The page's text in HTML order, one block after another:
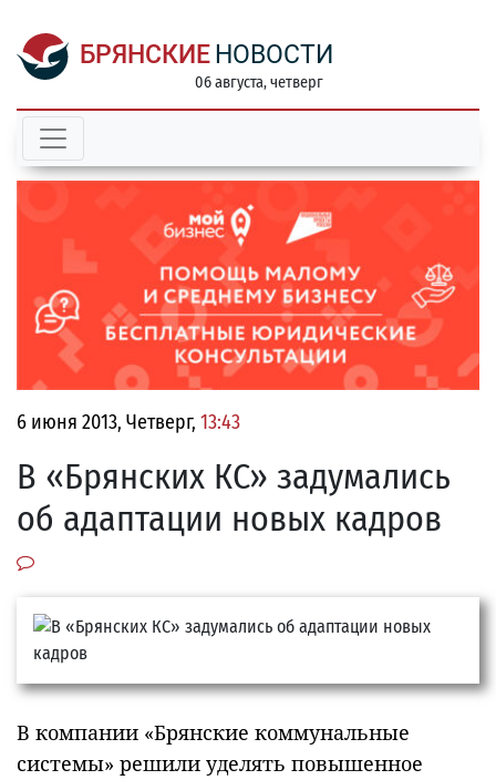
БРЯНСКИЕ НОВОСТИ
06 августа, четверг
6 июня 2013, Четверг, 13:43
В «Брянских КС» задумались
об адаптации новых кадров
В компании «Брянские коммунальные
системы» решили уделять повышенное